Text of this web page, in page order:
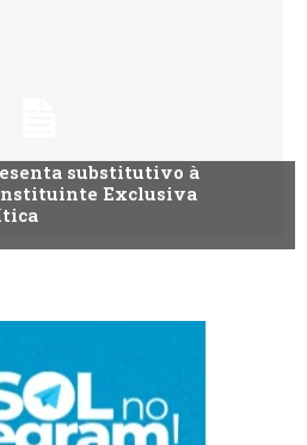
substitutivo à
Exclusiva